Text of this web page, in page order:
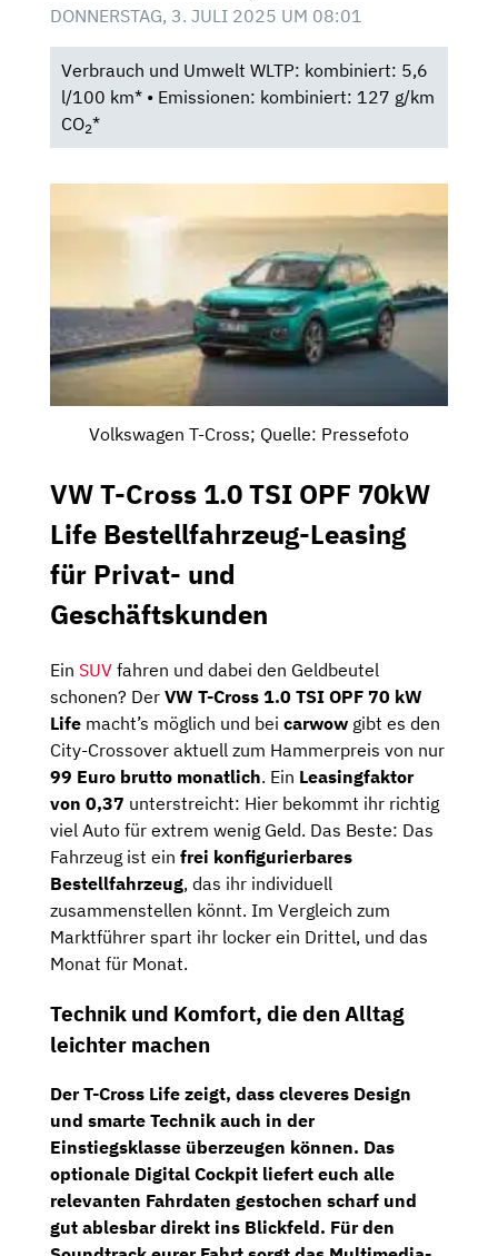
DONNERSTAG, 3. JULI 2025 UM 08:01
Verbrauch und Umwelt WLTP: kombiniert: 5,6
l/100 km* • Emissionen: kombiniert: 127 g/km
CO2*
Volkswagen T-Cross; Quelle: Pressefoto
VW T-Cross 1.0 TSI OPF 70kW
Life Bestellfahrzeug-Leasing
für Privat- und
Geschäftskunden
Ein SUV fahren und dabei den Geldbeutel
schonen? Der VW T-Cross 1.0 TSI OPF 70 kW
Life macht’s möglich und bei carwow gibt es den
City-Crossover aktuell zum Hammerpreis von nur
99 Euro brutto monatlich. Ein Leasingfaktor
von 0,37 unterstreicht: Hier bekommt ihr richtig
viel Auto für extrem wenig Geld. Das Beste: Das
Fahrzeug ist ein frei konfigurierbares
Bestellfahrzeug, das ihr individuell
zusammenstellen könnt. Im Vergleich zum
Marktführer spart ihr locker ein Drittel, und das
Monat für Monat.
Technik und Komfort, die den Alltag
leichter machen
DerT-Cross Life zeigt, dass cleveres Design
und smarte Technik auch in der
Einstiegsklasse überzeugen können. Das
optionale Digital Cockpit liefert euch alle
relevanten Fahrdaten gestochen scharf und
gut ablesbar direkt ins Blickfeld. Für den